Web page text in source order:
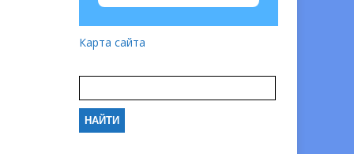
Карта сайта